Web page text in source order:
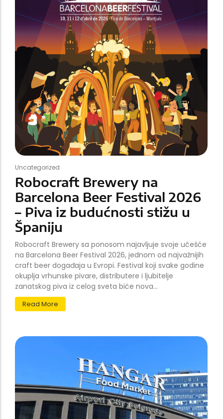
Merch
Majice
Duksevi
Čaše
Roboti dolaze
JOIN THE
ROBOLUTION!
Uncategorized
Robocraft Brewery na
Barcelona Beer Festival 2026
– Piva iz budućnosti stižu u
Španiju
Robocraft Brewery sa ponosom najavljuje svoje učešće
na Barcelona Beer Festival 2026, jednom od najvažnijih
craft beer događaja u Evropi. Festival koji svake godine
okuplja vrhunske pivare, distributere i ljubitelje
zanatskog piva iz celog sveta biće nova...
Read More